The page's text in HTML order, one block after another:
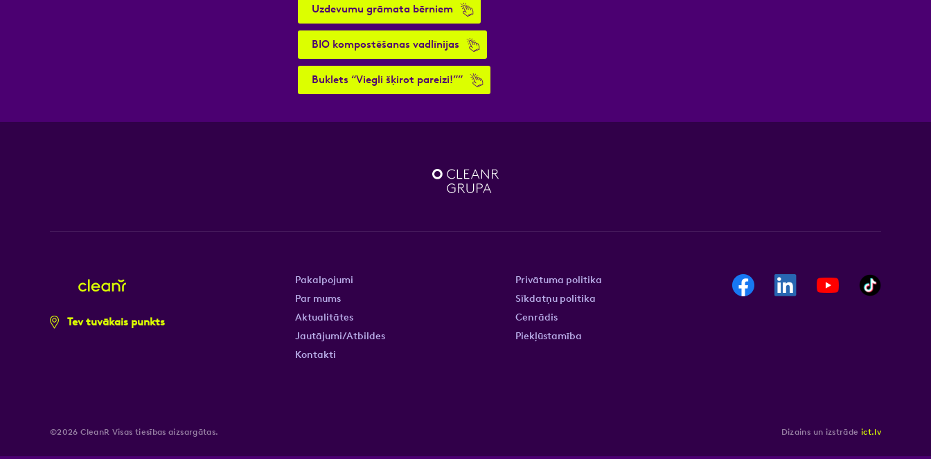
Uzdevumu grāmata bērniem
BIO kompostēšanas vadlīnijas
Buklets “Viegli šķirot pareizi!””
Tev tuvākais punkts
Pakalpojumi
Par mums
Aktualitātes
Jautājumi/Atbildes
Kontakti
Privātuma politika
Sīkdatņu politika
Cenrādis
Piekļūstamība
©2026 CleanR Visas tiesības aizsargātas. Dizains un izstrāde ict.lv